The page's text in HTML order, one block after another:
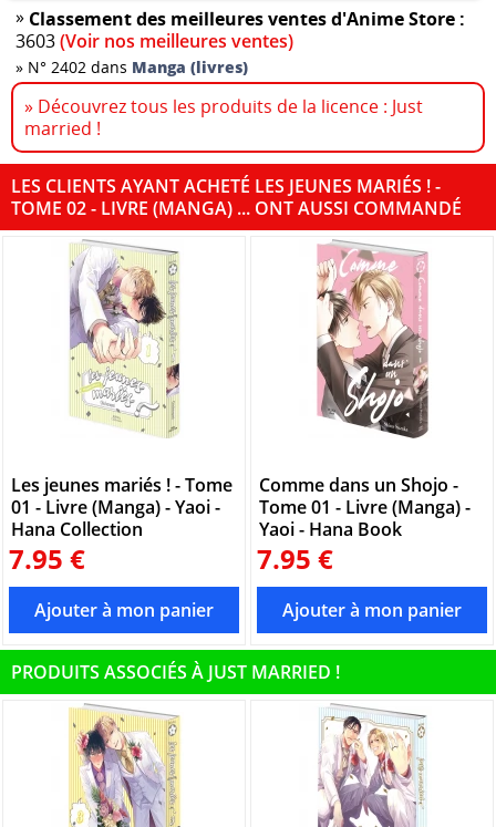
» Classement des meilleures ventes d'Anime Store :
3603(Voir nos meilleures ventes)
» N° 2402 dans Manga (livres)
» Découvrez tous les produits de la licence : Just
married !
LES CLIENTS AYANT ACHETÉ LES JEUNES MARIÉS ! -
TOME 02 - LIVRE (MANGA) ... ONT AUSSI COMMANDÉ
Les jeunes mariés ! - Tome
01 - Livre (Manga) - Yaoi -
Hana Collection
7.95 €
Comme dans un Shojo -
Tome 01 - Livre (Manga) -
Yaoi - Hana Book
7.95 €
PRODUITS ASSOCIÉS À JUST MARRIED !